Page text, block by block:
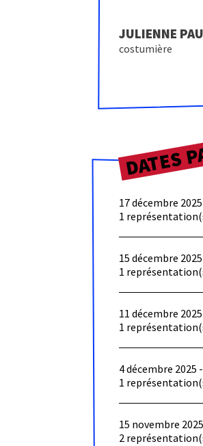
JULIENNE
costumière
DATES
17 décembre
1
15 décembre
1
11 décembre
1
4 décembre 2025 -
1
15 novembre
2